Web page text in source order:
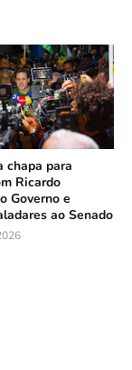
chapa para
Ricardo
Governo e
ao Senado